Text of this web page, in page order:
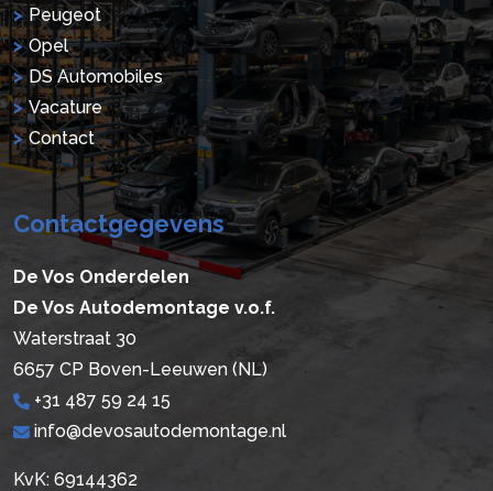
Peugeot
Opel
DS Automobiles
Vacature
Contact
Contactgegevens
De Vos Onderdelen
De Vos Autodemontage v.o.f.
Waterstraat 30
6657 CP Boven-Leeuwen (NL)
+31 487 59 24 15
info@devosautodemontage.nl
KvK: 69144362